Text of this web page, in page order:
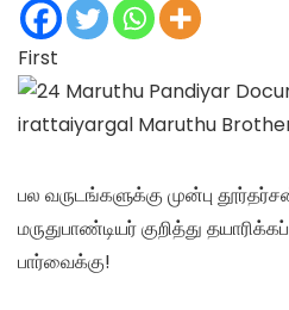
First
பல வருடங்களுக்கு முன்பு
மருதுபாண்டியர் குறித்து
பார்வைக்கு!